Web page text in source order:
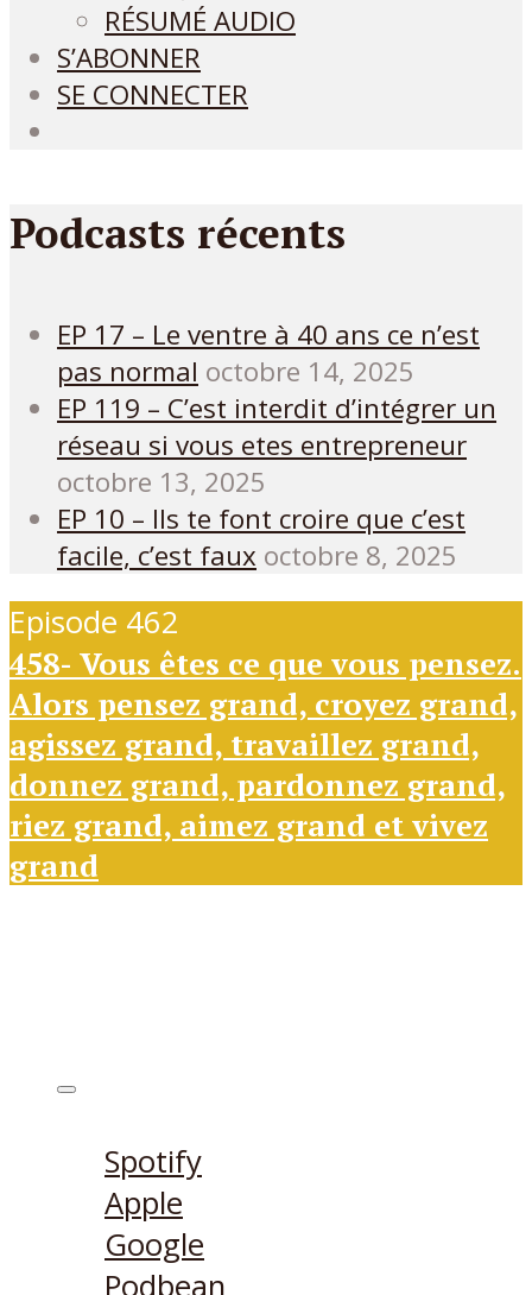
RÉSUMÉ AUDIO
S’ABONNER
SE CONNECTER
Podcasts récents
EP 17 – Le ventre à 40 ans ce n’est
pas normal octobre 14, 2025
EP 119 – C’est interdit d’intégrer un
réseau si vous etes entrepreneur
octobre 13, 2025
EP 10 – Ils te font croire que c’est
facile, c’est faux octobre 8, 2025
Episode 462
458- Vous êtes ce que vous pensez.
Alors pensez grand, croyez grand,
agissez grand, travaillez grand,
donnez grand, pardonnez grand,
riez grand, aimez grand et vivez
grand
Spotify
Apple
Google
Podbean